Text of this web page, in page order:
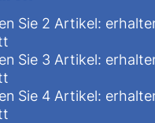
Sie 2 Artikel:
Sie 3 Artikel:
Sie 4 Artikel: